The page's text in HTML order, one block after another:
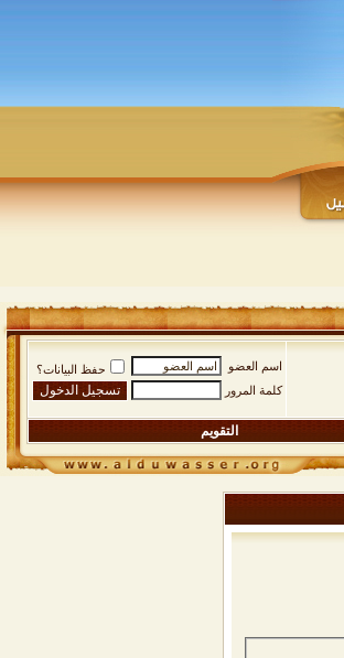
اسم العضو
حفظ البيانات؟
كلمة المرور
التقويم